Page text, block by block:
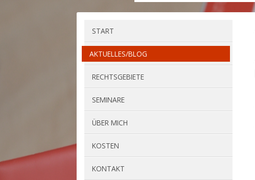
START
AKTUELLES/BLOG
RECHTSGEBIETE
SEMINARE
ÜBER MICH
KOSTEN
KONTAKT